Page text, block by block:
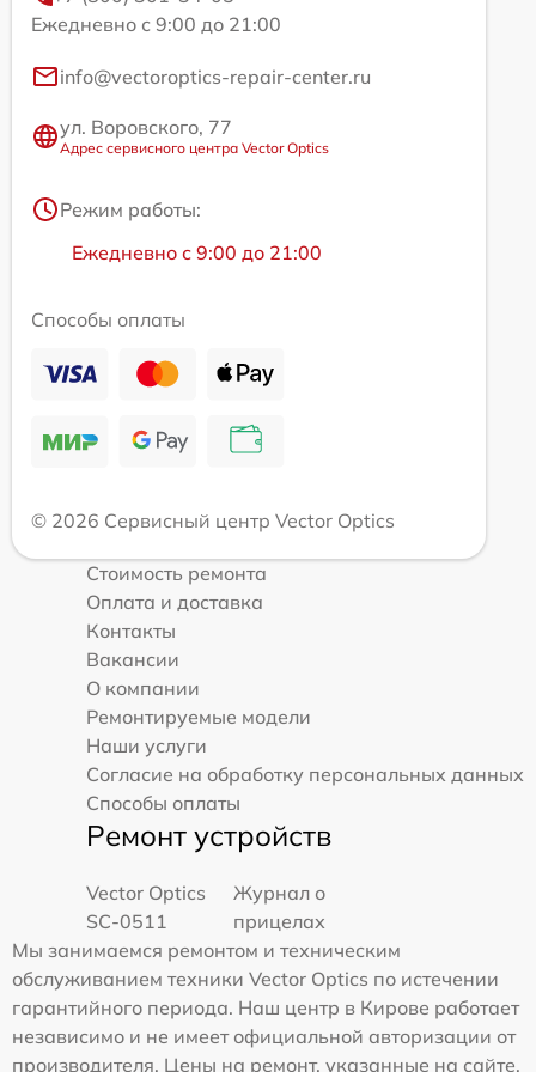
Ежедневно с 9:00 до 21:00
info@vectoroptics-repair-center.ru
ул. Воровского, 77
Адрес сервисного центра Vector Optics
Режим работы:
Ежедневно с 9:00 до 21:00
Способы оплаты
© 2026 Сервисный центр Vector Optics
Стоимость ремонта
Оплата и доставка
Контакты
Вакансии
О компании
Ремонтируемые модели
Наши услуги
Согласие на обработку персональных данных
Способы оплаты
Ремонт устройств
Vector Optics
SC-0511
Журнал о
прицелах
Мы занимаемся ремонтом и техническим
обслуживанием техники Vector Optics по истечении
гарантийного периода. Наш центр в Кирове работает
независимо и не имеет официальной авторизации от
производителя. Цены на ремонт, указанные на сайте,